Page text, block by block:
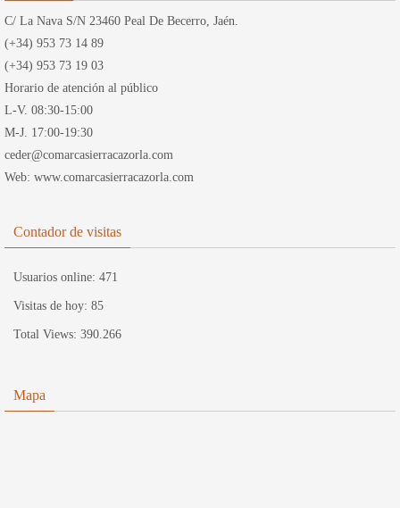
C/ La Nava S/N 23460 Peal De Becerro, Jaén.
(+34) 953 73 14 89
(+34) 953 73 19 03
Horario de atención al público
L-V. 08:30-15:00
M-J. 17:00-19:30
ceder@comarcasierracazorla.com
Web: www.comarcasierracazorla.com
Contador de visitas
Usuarios online: 471
Visitas de hoy: 85
Total Views: 390.266
Mapa